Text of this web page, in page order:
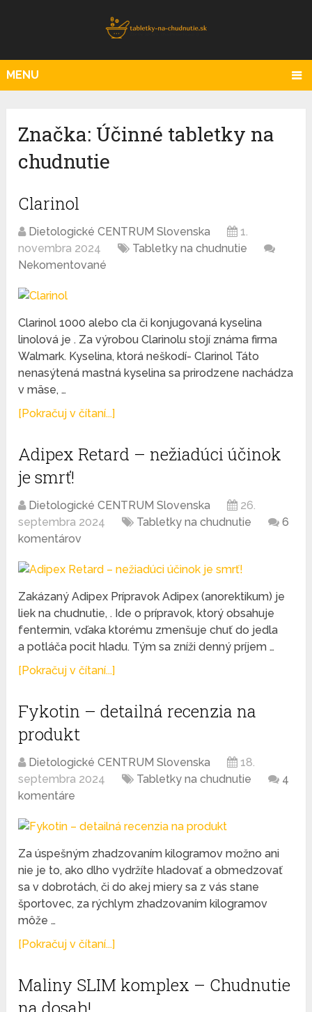
MENU
Značka: Účinné tabletky na
chudnutie
Clarinol
Dietologické CENTRUM Slovenska
1.
novembra 2024
Tabletky na chudnutie
Nekomentované
Clarinol 1000 alebo cla či konjugovaná kyselina
linolová je . Za výrobou Clarinolu stojí známa firma
Walmark. Kyselina, ktorá neškodí- Clarinol Táto
nenasýtená mastná kyselina sa prirodzene nachádza
v mäse, …
[Pokračuj v čítaní...]
Adipex Retard – nežiadúci účinok
je smrť!
Dietologické CENTRUM Slovenska
26.
septembra 2024
Tabletky na chudnutie
6
komentárov
Zakázaný Adipex Prípravok Adipex (anorektikum) je
liek na chudnutie, . Ide o prípravok, ktorý obsahuje
fentermin, vďaka ktorému zmenšuje chuť do jedla
a potláča pocit hladu. Tým sa zníži denný príjem …
[Pokračuj v čítaní...]
Fykotin – detailná recenzia na
produkt
Dietologické CENTRUM Slovenska
18.
septembra 2024
Tabletky na chudnutie
4
komentáre
Za úspešným zhadzovaním kilogramov možno ani
nie je to, ako dlho vydržíte hladovať a obmedzovať
sa v dobrotách, či do akej miery sa z vás stane
športovec, za rýchlym zhadzovaním kilogramov
môže …
[Pokračuj v čítaní...]
Maliny SLIM komplex – Chudnutie